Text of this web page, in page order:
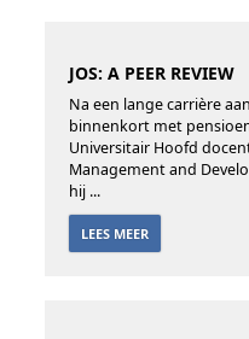
JOS: A PEER REVIEW
Na een lange carrière
binnenkort met
Universitair Hoofd­
Management and
hij ...
LEES MEER